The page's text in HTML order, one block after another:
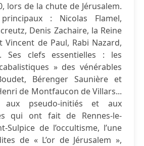
lors de la chute de Jérusalem.
: Nicolas Flamel,
Denis Zachaire, la Reine
Vincent de Paul, Rabi Nazard,
Ses clefs essentielles : les
» des vénérables
Bérenger Saunière et
de Montfaucon de Villars...
aux pseudo-initiés et aux
qui ont fait de Rennes-le-
Sulpice de l’occultisme, l’une
de « L’or de Jérusalem »,